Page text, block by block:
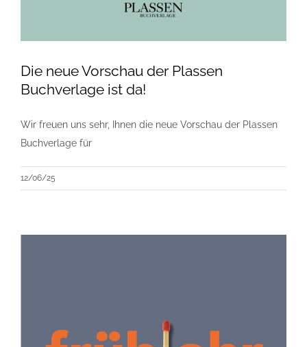
Die neue Vorschau der Plassen
Buchverlage ist da!
Wir freuen uns sehr, Ihnen die neue Vorschau der Plassen
Buchverlage für
12/06/25